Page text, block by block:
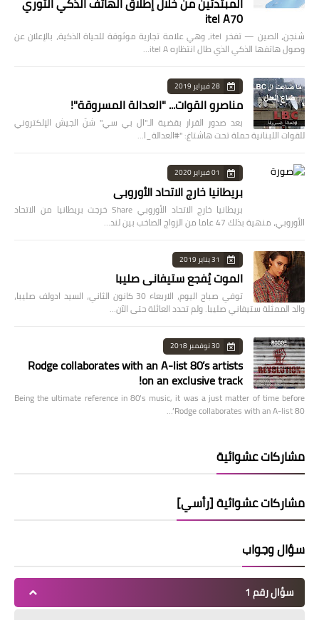
itel A70
شنجن، الصين — تفخر itel، وهي علامة تجارية موثوقة للحياة الذكية، بالإعلان عن
وصول هاتفها الذكي الذي طال انتظاره itel A…
28 فبراير 2019
مناصرو القوات... "العدالة المسروقة"!
بعد صدور القرار بقضية الـ"ال بي سي" شنّ الجيش الإلكتروني
للقوات اللبنانية حملة تحت هاشتاغ: "#العدالة_ا…
01 فبراير 2020
بريطانيا خارج الاتحاد الأوروبي
بريطانيا خارج الاتحاد الأوروبي Share خرجت بريطانيا من الاتحاد
الأوروبي، منهية بذلك 47 عاما من الزواج الصاخب بين لند…
31 يناير 2019
الموت يُفجع ستيفاني صليبا
توفي صباح اليوم، الاربعاء 30 كانون الثاني، السيد ادولف صليبا،
والد الممثلة ستيفاني صليبا. ولم تحدد العائلة حتى الآن…
30 نوفمبر 2018
Rodge collaborates with an A-list 80’s artists
on an exclusive track!
Being the ultimate reference in 80’s music, it was a just matter of time before
Rodge collaborates with an A-list 80’…
مشاركات عشوائية
مشاركات عشوائية [رأسي]
سؤال وجواب
سؤال رقم 1